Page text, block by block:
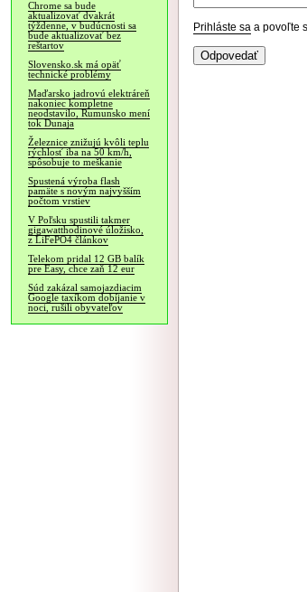
Chrome sa bude
aktualizovať dvakrát
týždenne, v budúcnosti sa
bude aktualizovať bez
reštartov
Slovensko.sk má opäť
technické problémy
Maďarsko jadrovú elektráreň
nakoniec kompletne
neodstavilo, Rumunsko mení
tok Dunaja
Železnice znižujú kvôli teplu
rýchlosť iba na 50 km/h,
spôsobuje to meškanie
Spustená výroba flash
pamäte s novým najvyšším
počtom vrstiev
V Poľsku spustili takmer
gigawatthodinové úložisko,
z LiFePO4 článkov
Telekom pridal 12 GB balík
pre Easy, chce zaň 12 eur
Súd zakázal samojazdiacim
Google taxíkom dobíjanie v
noci, rušili obyvateľov
Prihláste sa a povoľte